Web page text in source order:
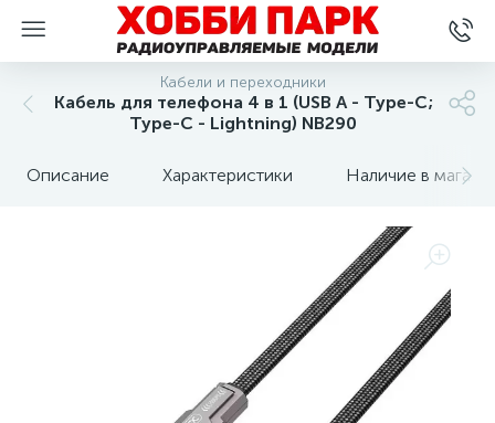
Кабели и переходники
Кабель для телефона 4 в 1 (USB A - Type-C;
Type-C - Lightning) NB290
Описание Характеристики Наличие в